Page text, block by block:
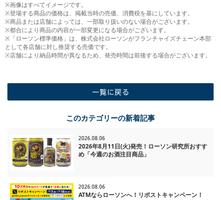
※画像はすべてイメージです。
※登場する商品の価格は、掲載当時の売価、消費税を基にしています。
※商品または店舗によっては、一部取り扱いのない場合がございます。
※都合により商品の内容が一部変更になる場合がございます。
※「ローソン標準価格」は、株式会社ローソンがフランチャイズチェーン本部
として各店舗に対し推奨する売価です。
※店舗により納品時間が異なるため、発売時間は前後する場合がございます。
このカテゴリーの新着記事
2026.08.06
2026年8月11日(火)発売！ローソン研究所おすす
め「今週のお酒注目商品」
2026.08.06
ATMならローソンへ！リポストキャンペーン！